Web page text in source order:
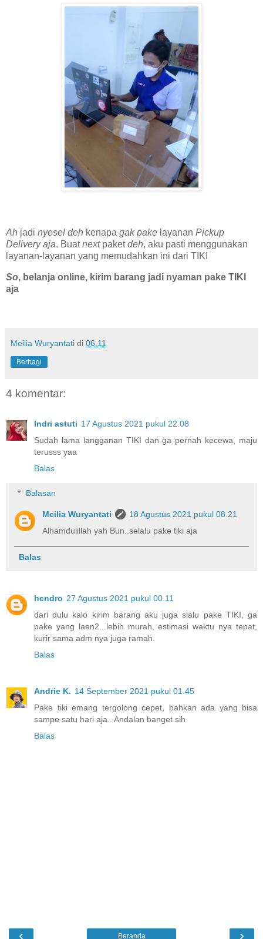
Ah jadi nyesel deh kenapa gak pake layanan Pickup
Delivery aja. Buatnextpaketdeh, aku pasti menggunakan
layanan-layanan yang memudahkan ini dari TIKI
So, belanja online, kirim barang jadi nyaman pake TIKI
aja
Meilia Wuryantati di 06.11
Berbagi
4 komentar:
Indri astuti 17 Agustus 2021 pukul 22.08
Sudah lama langganan TIKI dan ga pernah kecewa, maju
terusss yaa
Balas
Balasan
Meilia Wuryantati
18 Agustus 2021 pukul 08.21
Alhamdulillah yah Bun..selalu pake tiki aja
Balas
hendro 27 Agustus 2021 pukul 00.11
dari dulu kalo kirim barang aku juga slalu pake TIKI, ga
pake yang laen2...lebih murah, estimasi waktu nya tepat,
kurir sama adm nya juga ramah.
Balas
Andrie K. 14 September 2021 pukul 01.45
Pake tiki emang tergolong cepet, bahkan ada yang bisa
sampe satu hari aja.. Andalan banget sih
Balas
‹ ›
Beranda